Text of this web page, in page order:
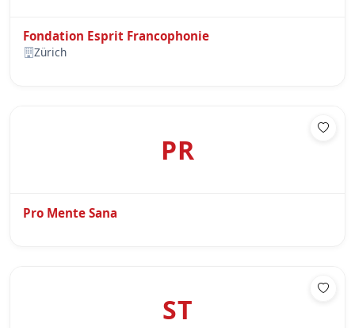
Fondation Esprit Francophonie
Zürich
PR
Pro Mente Sana
ST